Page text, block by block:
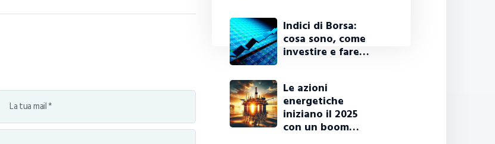
Indici di Borsa:
cosa sono, come
investire e fare…
Le azioni
energetiche
iniziano il 2025
con un boom…